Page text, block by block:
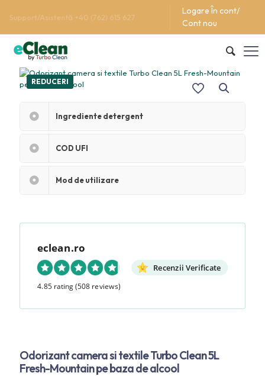
Support/Asistentă +40 (762) 615 627
Logare În cont/
Cont nou
REDUCERI
Ingrediente detergent
COD UFI
Mod de utilizare
eclean.ro
Recenzii Verificate
4.85 rating(508 reviews)
Odorizant camera si textile Turbo Clean 5L
Fresh-Mountain pe baza de alcool